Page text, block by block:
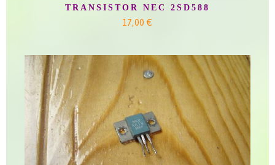
TRANSISTOR NEC 2SD588
17,00 €